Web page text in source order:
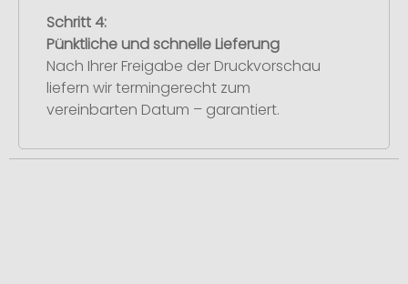
Schritt 4:
Pünktliche und schnelle Lieferung
Nach Ihrer Freigabe der Druckvorschau
liefern wir termingerecht zum
vereinbarten Datum – garantiert.